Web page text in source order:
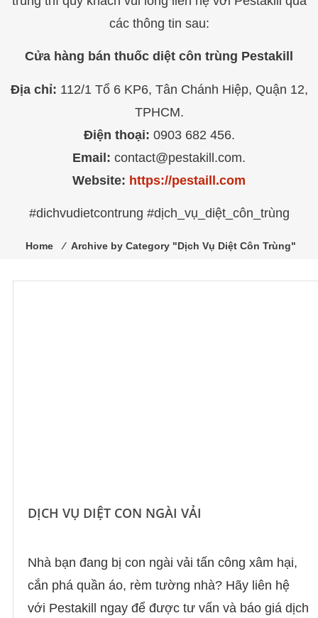
các thông tin sau:
Cửa hàng bán thuốc diệt côn trùng Pestakill
Địa chỉ: 112/1 Tổ 6 KP6, Tân Chánh Hiệp, Quận 12,
TPHCM.
Điện thoại: 0903 682 456.
Email: contact@pestakill.com.
Website: https://pestaill.com
#dichvudietcontrung #dịch_vụ_diệt_côn_trùng
Home ⁄ Archive by Category "Dịch Vụ Diệt Côn Trùng"
DỊCH VỤ DIỆT CON NGÀI VẢI
Nhà bạn đang bị con ngài vải tấn công xâm hại,
cắn phá quần áo, rèm tường nhà? Hãy liên hệ
với Pestakill ngay để được tư vấn và báo giá dịch